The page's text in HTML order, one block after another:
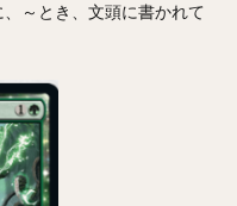
～とき、文頭に書かれて